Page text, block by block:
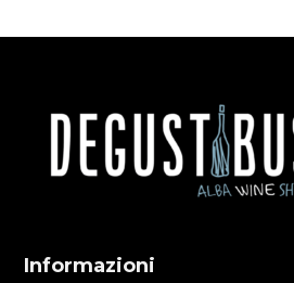
Informazioni